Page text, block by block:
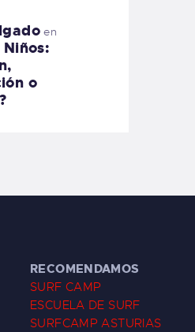
en
o
RECOMENDAMOS
SURF CAMP
ESCUELA DE SURF
SURFCAMP ASTURIAS